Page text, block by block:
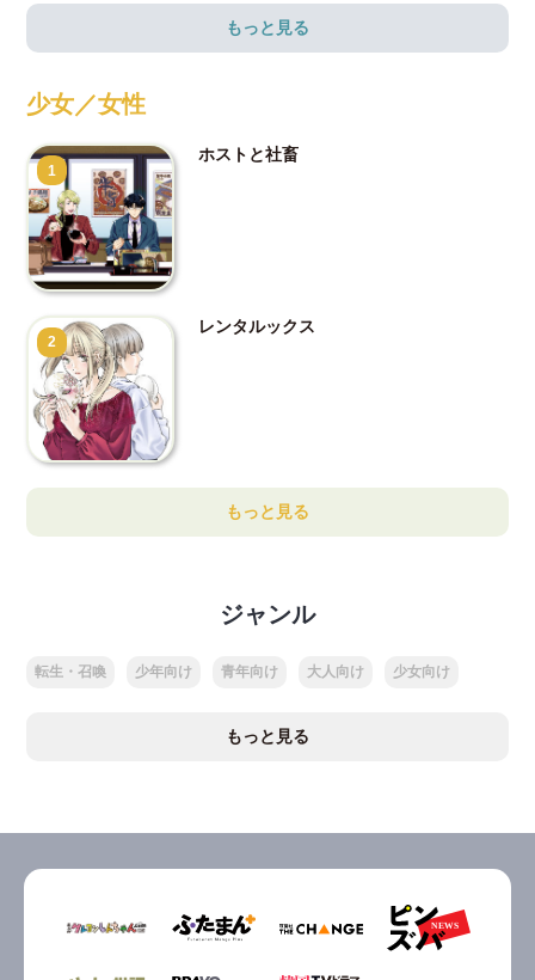
もっと見る
少女／女性
1
ホストと社畜
2
レンタルックス
もっと見る
ジャンル
転生・召喚 少年向け 青年向け 大人向け 少女向け
もっと見る